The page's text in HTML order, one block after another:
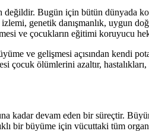
değildir. Bugün için bütün
genetik danışmanlık, uygun
ve çocukların eğitimi koruyucu
ve gelişmesi açısından
ölümlerini azaltır,
kadar devam eden bir süreçtir.
bir büyüme için vücuttaki tüm